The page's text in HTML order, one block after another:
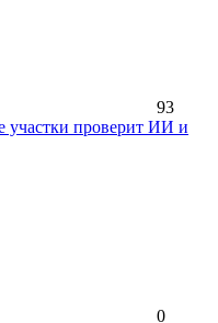
93
участки проверит ИИ и
0